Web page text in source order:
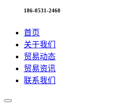
186-0531-2460
首页
关于我们
贸易动态
贸易资讯
联系我们